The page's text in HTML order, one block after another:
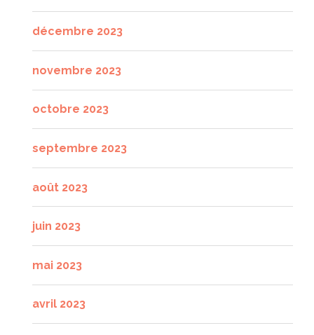
décembre 2023
novembre 2023
octobre 2023
septembre 2023
août 2023
juin 2023
mai 2023
avril 2023